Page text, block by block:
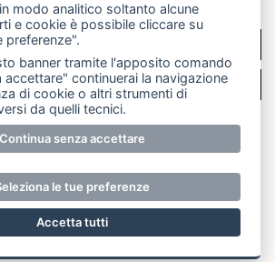
SCRIVICI
LA TUA PUBBLICITÀ
S.r.l. - Tutti i diritti riservati.
e pubblicazione anche
e immagini senza la
scritta dell'editore. RI Lecco
- Capitale sociale 10.329,14 €
modo analitico soltanto alcune
e cookie è possibile cliccare su
preferenze".
banner tramite l'apposito comando
accettare" continuerai la navigazione
di cookie o altri strumenti di
da quelli tecnici.
Continua senza accettare
le tue preferenze
Accetta tutti